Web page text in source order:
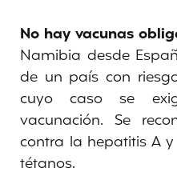
No hay vacunas
Namibia desde
de un país con
cuyo caso se
vacunación. Se
contra la hepatitis A
tétanos.